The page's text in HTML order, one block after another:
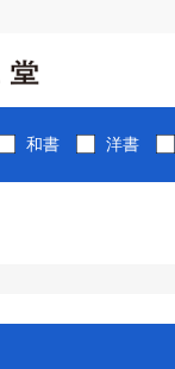
和書 洋書